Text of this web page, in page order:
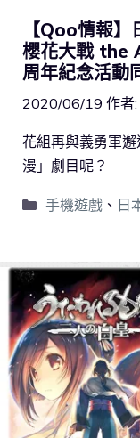
【Qoo情報
櫻花大戰 the
周年紀念活動
2020/06/19 作者:
花組再與義勇軍
漫」劇目呢？
手機遊戲、 日